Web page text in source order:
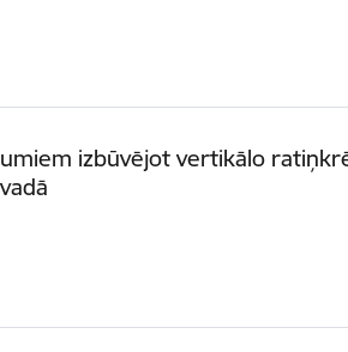
izbūvējot vertikālo